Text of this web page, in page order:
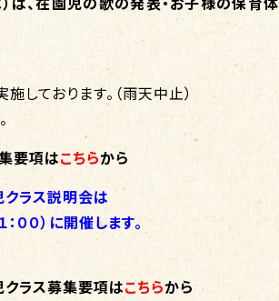
しております。（雨天中止）
要項はこちらから
クラス説明会は
００） に開催します。
クラス募集要項はこちらから